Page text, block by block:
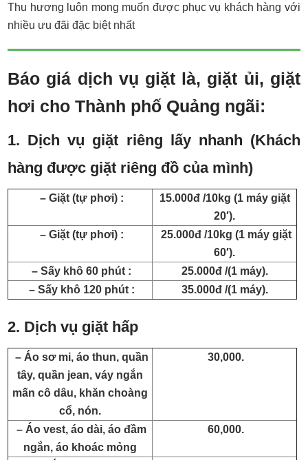
Thu hương luôn mong muốn được phục vụ khách hàng với
nhiều ưu đãi đặc biệt nhất
Báo giá dịch vụ giặt là, giặt ủi, giặt
hơi cho Thành phố Quảng ngãi:
1. Dịch vụ giặt riêng lấy nhanh (Khách
hàng được giặt riêng đồ của mình)
– Giặt (tự phơi) :
15.000đ /10kg (1 máy giặt
20′).
– Giặt (tự phơi) :
25.000đ /10kg (1 máy giặt
60′).
– Sấy khô 60 phút :
25.000đ /(1 máy).
– Sấy khô 120 phút :
35.000đ /(1 máy).
2. Dịch vụ giặt hấp
– Áo sơ mi, áo thun, quần
tây, quần jean, váy ngắn
mấn cô dâu, khăn choàng
cổ, nón.
30,000.
– Áo vest, áo dài, áo đầm
ngắn, áo khoác mỏng
60,000.